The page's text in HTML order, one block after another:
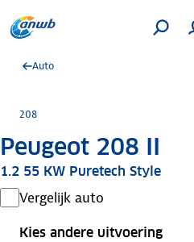
Auto
208
Peugeot 208 II
1.2 55 KW Puretech Style
Vergelijk auto
Kies andere uitvoering